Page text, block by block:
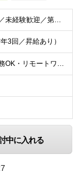
【人物重視の採用】学歴不問／未経験歓迎／第二新卒歓迎 「動画編集に挑戦したい！」 「YouTubeやTikTokが好き！」 「クリエイティブな仕事をしてみたい！」 そんな想いがあれば、経験やスキル
3回／昇給あり）
【転勤なし／駅チカ／在宅勤務OK・リモートワーク可能】 本社：東京都渋谷区代々木1-30-15 天翔代々木ビル5階 ★過去入社した先輩方の前職をご紹介（経験職種不問です）★ 一般職、秘書、総務、経理
中に入れる